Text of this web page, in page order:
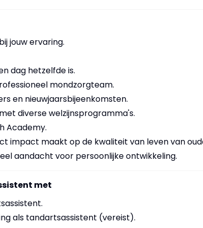
jouw ervaring.
dag hetzelfde is.
mondzorgteam.
en nieuwjaarsbijeenkomsten.
diverse welzijnsprogramma's.
Academy.
impact maakt op de kwaliteit van leven van
aandacht voor persoonlijke ontwikkeling.
met
als tandartsassistent (vereist).